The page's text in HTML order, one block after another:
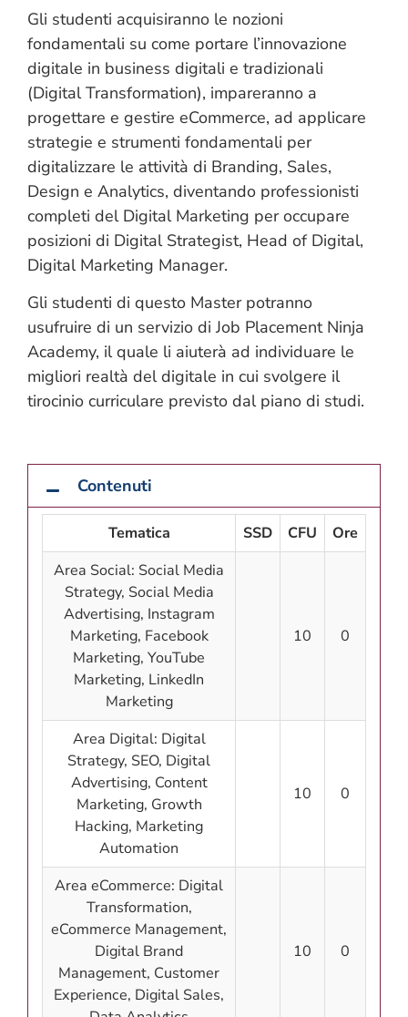
Gli studenti acquisiranno le nozioni
fondamentali su come portare l’innovazione
digitale in business digitali e tradizionali
(Digital Transformation), impareranno a
progettare e gestire eCommerce, ad applicare
strategie e strumenti fondamentali per
digitalizzare le attività di Branding, Sales,
Design e Analytics, diventando professionisti
completi del Digital Marketing per occupare
posizioni di Digital Strategist, Head of Digital,
Digital Marketing Manager.
Gli studenti di questo Master potranno
usufruire di un servizio di Job Placement Ninja
Academy, il quale li aiuterà ad individuare le
migliori realtà del digitale in cui svolgere il
tirocinio curriculare previsto dal piano di studi.
Contenuti
Tematica SSD CFU
Ore
Area Social: Social Media
Strategy, Social Media
Advertising, Instagram
Marketing, Facebook
Marketing, YouTube
Marketing, LinkedIn
Marketing
10 0
Area Digital: Digital
Strategy, SEO, Digital
Advertising, Content
Marketing, Growth
Hacking, Marketing
Automation
10 0
Area eCommerce: Digital
Transformation,
eCommerce Management,
Digital Brand
Management, Customer
Experience, Digital Sales,
10 0